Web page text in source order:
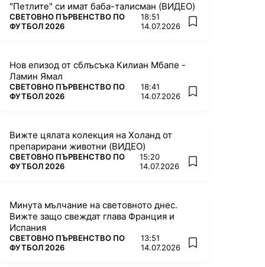
"Петлите" си имат баба-талисман (ВИДЕО)
ПОВЕЧЕ ОТ
СВЕТОВНО ПЪРВЕНСТВО ПО
ФУТБОЛ 2026
18:51
14.07.2026
add favorites
Нов епизод от сблъсъка Килиан Мбапе -
Ламин Ямал
ПОВЕЧЕ ОТ
СВЕТОВНО ПЪРВЕНСТВО ПО
ФУТБОЛ 2026
18:41
14.07.2026
add favorites
Вижте цялата колекция на Холанд от
препарирани животни (ВИДЕО)
ПОВЕЧЕ ОТ
СВЕТОВНО ПЪРВЕНСТВО ПО
ФУТБОЛ 2026
15:20
14.07.2026
add favorites
Минута мълчание на световното днес.
Вижте защо свеждат глава Франция и
Испания
ПОВЕЧЕ ОТ
СВЕТОВНО ПЪРВЕНСТВО ПО
ФУТБОЛ 2026
13:51
14.07.2026
add favorites